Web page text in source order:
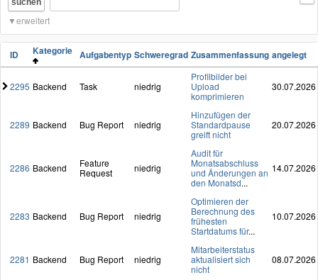
suchen
erweitert
ID Kategorie Aufgabentyp Schweregrad Zusammenfassung angelegt
2295 Backend Task niedrig
Profilbilder bei
Upload
komprimieren
30.07.2026
2289 Backend Bug Report niedrig
Hinzufügen der
Standardpause
greift nicht
20.07.2026
2286 Backend
Feature
Request
niedrig
Audit für
Monatsabschluss
und Änderungen an
den Monatsd...
14.07.2026
2283 Backend Bug Report niedrig
Optimieren der
Berechnung des
frühesten
Startdatums für...
10.07.2026
2281 Backend Bug Report niedrig
Mitarbeiterstatus
aktualisiert sich
nicht
08.07.2026